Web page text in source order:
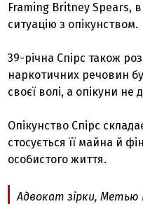
Framing Britney Spears,
ситуацію з опікунством.
39-річна Спірс також
наркотичних речовин
своєї волі, а опікуни
Опікунство Спірс
стосується її майна й
особистого життя.
Адвокат зірки, Метью